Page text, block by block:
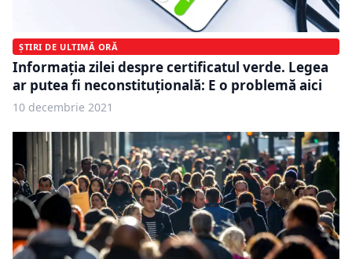
ȘTIRI DE ULTIMĂ ORĂ
Informația zilei despre certificatul verde. Legea
ar putea fi neconstituțională: E o problemă aici
10 decembrie 2021